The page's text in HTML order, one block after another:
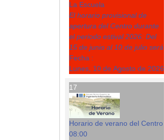
La Escuela
El horario provisional de
apertura del Centro durante
el periodo estival 2026: Del
15 de junio al 10 de julio será
Fecha :
Lunes, 10 de Agosto de 2026
17
Horario de verano del Centro
08:00